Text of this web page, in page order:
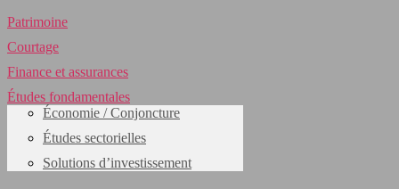
Patrimoine
Courtage
Finance et assurances
Études fondamentales
Économie / Conjoncture
Études sectorielles
Solutions d’investissement